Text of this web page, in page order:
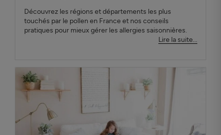
Découvrez les régions et départements les plus
touchés par le pollen en France et nos conseils
pratiques pour mieux gérer les allergies saisonnières.
Lire la suite...